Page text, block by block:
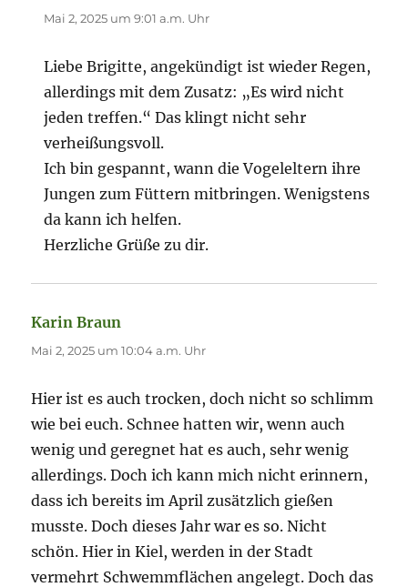
Mai 2, 2025 um 9:01 a.m. Uhr
Liebe Brigitte, angekündigt ist wieder Regen,
allerdings mit dem Zusatz: „Es wird nicht
jeden treffen.“ Das klingt nicht sehr
verheißungsvoll.
Ich bin gespannt, wann die Vogeleltern ihre
Jungen zum Füttern mitbringen. Wenigstens
da kann ich helfen.
Herzliche Grüße zu dir.
Karin Braun
Mai 2, 2025 um 10:04 a.m. Uhr
Hier ist es auch trocken, doch nicht so schlimm
wie bei euch. Schnee hatten wir, wenn auch
wenig und geregnet hat es auch, sehr wenig
allerdings. Doch ich kann mich nicht erinnern,
dass ich bereits im April zusätzlich gießen
musste. Doch dieses Jahr war es so. Nicht
schön. Hier in Kiel, werden in der Stadt
vermehrt Schwemmflächen angelegt. Doch das